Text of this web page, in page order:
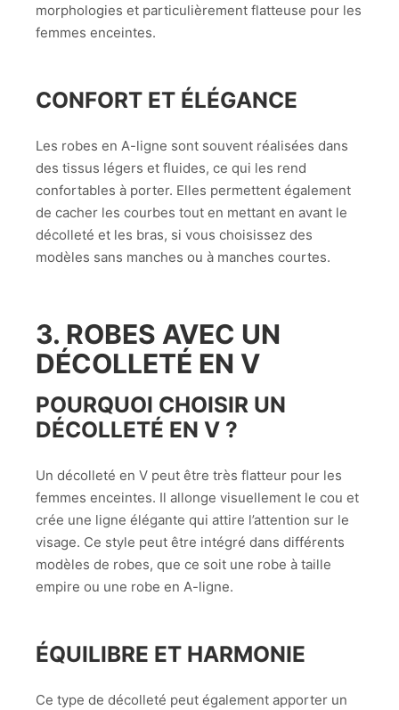
morphologies et particulièrement flatteuse pour les
femmes enceintes.
CONFORT ET ÉLÉGANCE
Les robes en A-ligne sont souvent réalisées dans
des tissus légers et fluides, ce qui les rend
confortables à porter. Elles permettent également
de cacher les courbes tout en mettant en avant le
décolleté et les bras, si vous choisissez des
modèles sans manches ou à manches courtes.
3. ROBES AVEC UN
DÉCOLLETÉ EN V
POURQUOI CHOISIR UN
DÉCOLLETÉ EN V ?
Un décolleté en V peut être très flatteur pour les
femmes enceintes. Il allonge visuellement le cou et
crée une ligne élégante qui attire l’attention sur le
visage. Ce style peut être intégré dans différents
modèles de robes, que ce soit une robe à taille
empire ou une robe en A-ligne.
ÉQUILIBRE ET HARMONIE
Ce type de décolleté peut également apporter un